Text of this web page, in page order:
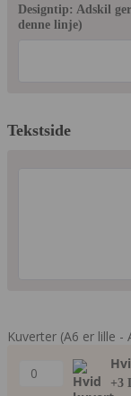
Designtip: Adskil
denne linje)
Tekstside
Kuverter (A6 er lille -
+3